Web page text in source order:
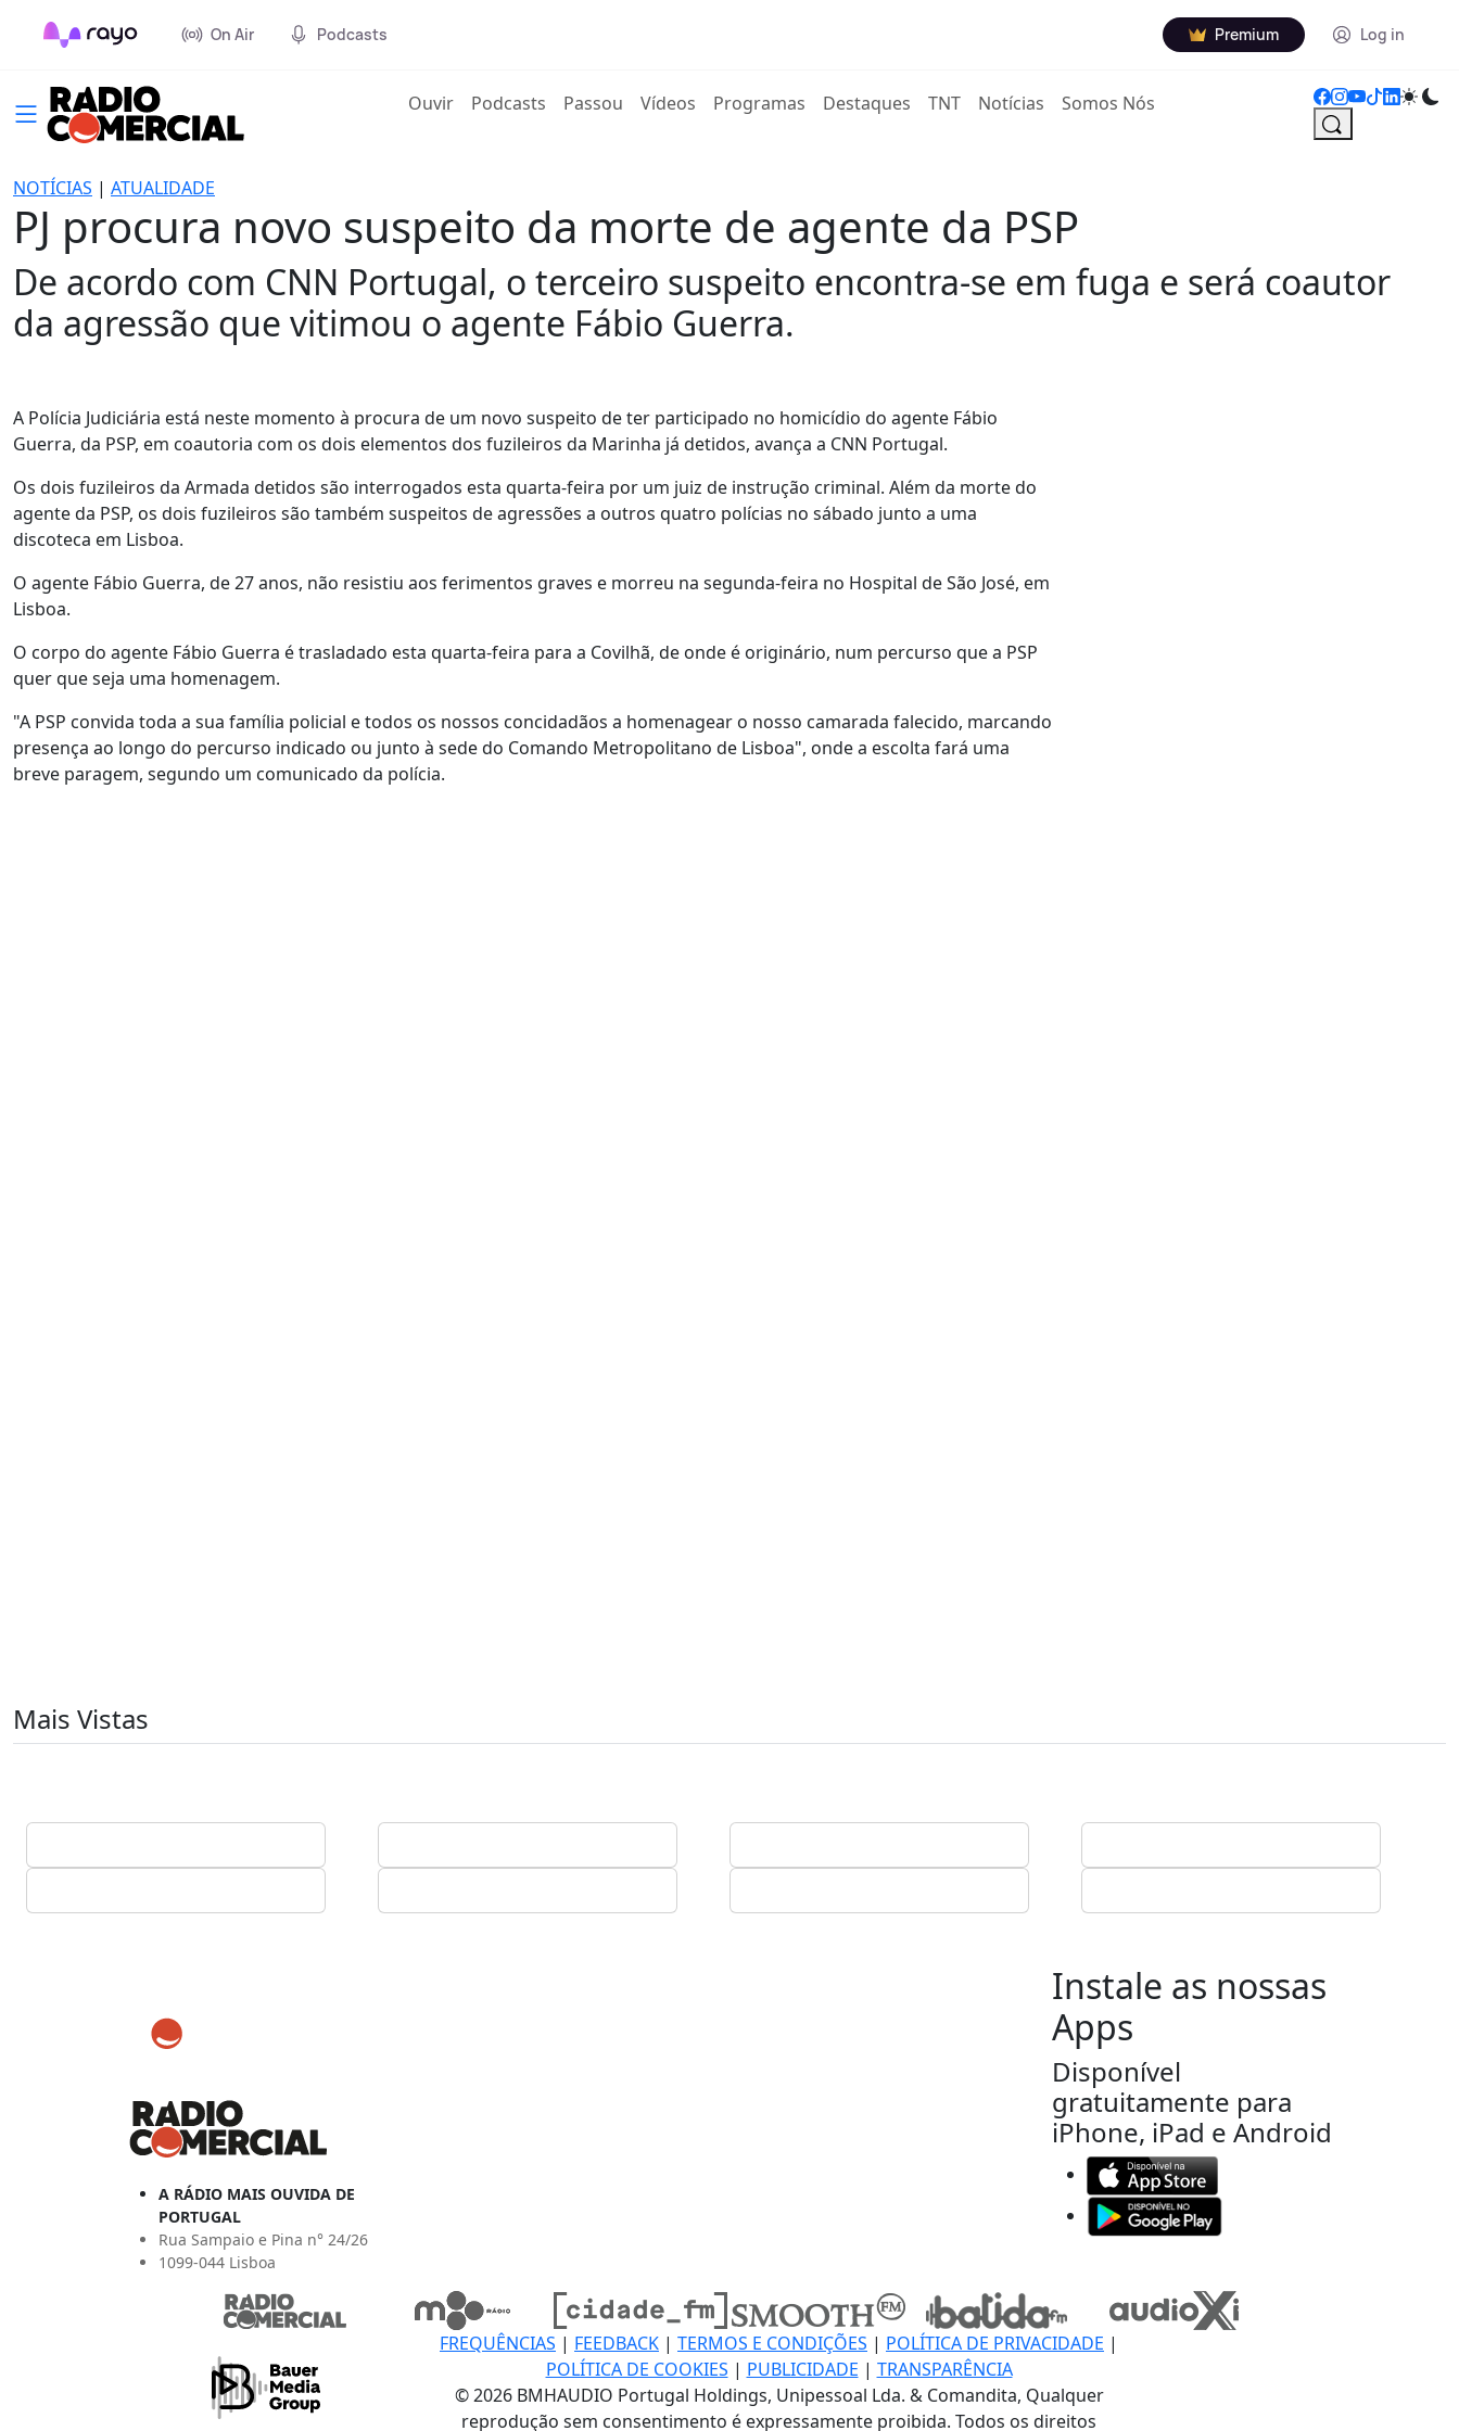
On Air Podcasts Premium Log in
Ouvir(current)
Podcasts Passou Vídeos Programas Destaques TNT Notícias Somos Nós
NOTÍCIAS | ATUALIDADE
PJ procura novo suspeito da morte de agente da PSP
De acordo com CNN Portugal, o terceiro suspeito encontra-se em fuga e será coautor
da agressão que vitimou o agente Fábio Guerra.
A Polícia Judiciária está neste momento à procura de um novo suspeito de ter participado no homicídio do agente Fábio
Guerra, da PSP, em coautoria com os dois elementos dos fuzileiros da Marinha já detidos, avança a CNN Portugal.
Os dois fuzileiros da Armada detidos são interrogados esta quarta-feira por um juiz de instrução criminal. Além da morte do
agente da PSP, os dois fuzileiros são também suspeitos de agressões a outros quatro polícias no sábado junto a uma
discoteca em Lisboa.
O agente Fábio Guerra, de 27 anos, não resistiu aos ferimentos graves e morreu na segunda-feira no Hospital de São José, em
Lisboa.
O corpo do agente Fábio Guerra é trasladado esta quarta-feira para a Covilhã, de onde é originário, num percurso que a PSP
quer que seja uma homenagem.
"A PSP convida toda a sua família policial e todos os nossos concidadãos a homenagear o nosso camarada falecido, marcando
presença ao longo do percurso indicado ou junto à sede do Comando Metropolitano de Lisboa", onde a escolta fará uma
breve paragem, segundo um comunicado da polícia.
Mais Vistas
A RÁDIO MAIS OUVIDA DE
PORTUGAL
Rua Sampaio e Pina n° 24/26
1099-044 Lisboa
Instale as nossas
Apps
Disponível
gratuitamente para
iPhone, iPad e Android
FREQUÊNCIAS | FEEDBACK | TERMOS E CONDIÇÕES | POLÍTICA DE PRIVACIDADE |
POLÍTICA DE COOKIES | PUBLICIDADE | TRANSPARÊNCIA
© 2026 BMHAUDIO Portugal Holdings, Unipessoal Lda. & Comandita, Qualquer
reprodução sem consentimento é expressamente proibida. Todos os direitos